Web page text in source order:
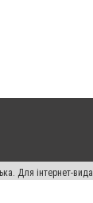
Для інтернет-